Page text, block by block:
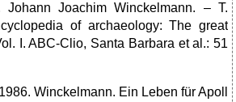
Johann Joachim Winckelmann. – T.
of archaeology: The great
I. ABC-Clio, Santa Barbara et al.: 51
Winckelmann. Ein Leben für Apoll